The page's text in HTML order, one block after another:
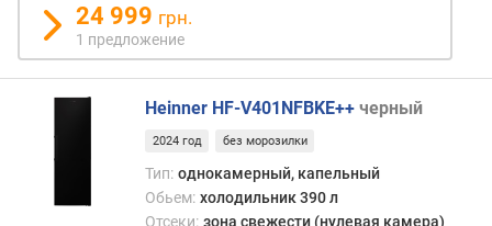
ж
и
в
а
н
24 999 грн.
1 предложение
Heinner HF-V401NFBKE++ черный
2024 год без морозилки
Тип: однокамерный, капельный
Обьем: холодильник 390 л
Отсеки: зона свежести (нулевая камера)